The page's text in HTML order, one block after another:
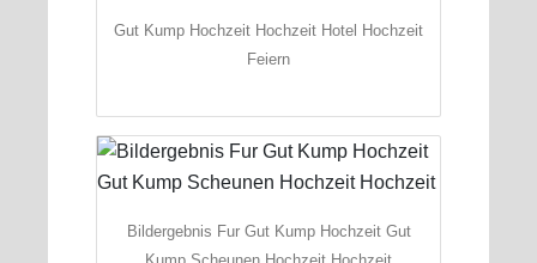
Gut Kump Hochzeit Hochzeit Hotel Hochzeit
Feiern
Bildergebnis Fur Gut Kump Hochzeit Gut